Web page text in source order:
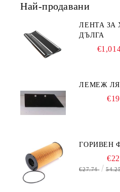
Най-продавани
ЛЕНТА ЗА
ДЪЛГА
ЛЕМЕЖ
ГОРИВЕН
€27.74